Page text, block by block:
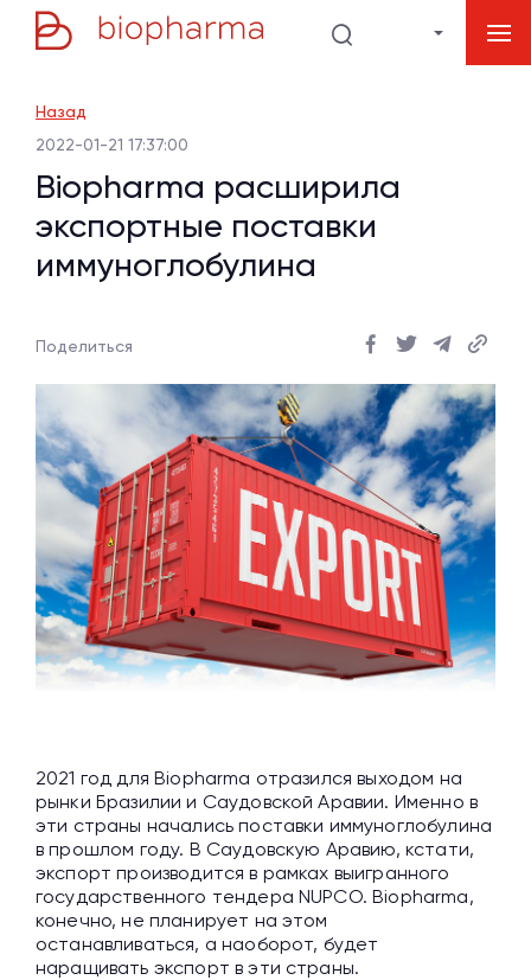
Назад
2022-01-21 17:37:00
Biopharma расширила
экспортные поставки
иммуноглобулина
Поделиться
2021 год для Biopharma отразился выходом на
рынки Бразилии и Саудовской Аравии. Именно в
эти страны начались поставки иммуноглобулина
в прошлом году. В Саудовскую Аравию, кстати,
экспорт производится в рамках выигранного
государственного тендера NUPCO. Biopharma,
конечно, не планирует на этом
останавливаться, а наоборот, будет
наращивать экспорт в эти страны.